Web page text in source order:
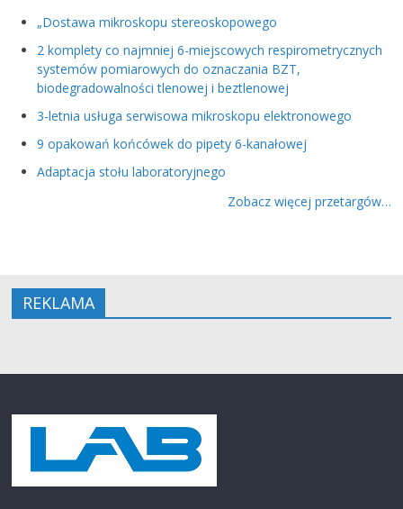
„Dostawa mikroskopu stereoskopowego
2 komplety co najmniej 6-miejscowych respirometrycznych
systemów pomiarowych do oznaczania BZT,
biodegradowalności tlenowej i beztlenowej
3-letnia usługa serwisowa mikroskopu elektronowego
9 opakowań końcówek do pipety 6-kanałowej
Adaptacja stołu laboratoryjnego
Zobacz więcej przetargów…
REKLAMA